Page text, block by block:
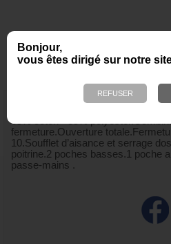
Bonjour,
vous êtes dirigé sur notre
65% coton - 35%
fermeture.Ouverture
10.Soufflet d’aisance et serrage
poitrine.2 poches basses.1 poche
passe-mains .